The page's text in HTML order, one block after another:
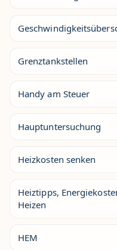
Grenztankstellen
Handy am Steuer
Hauptuntersuchung
Heizkosten senken
Heiztipps,
Heizen
HEM